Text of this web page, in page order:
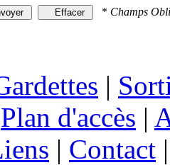
* Champs
|
Plan d'accès |
| Contact